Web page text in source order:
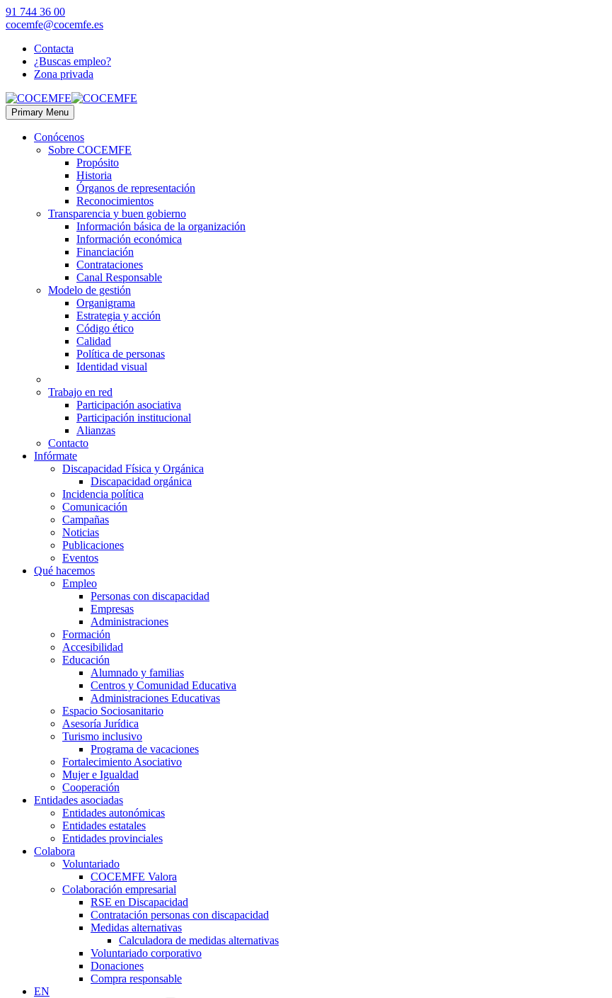
91 744 36 00
cocemfe@cocemfe.es
Contacta
¿Buscas empleo?
Zona privada
Primary Menu
Conócenos
Sobre COCEMFE
Propósito
Historia
Órganos de representación
Reconocimientos
Transparencia y buen gobierno
Información básica de la organización
Información económica
Financiación
Contrataciones
Canal Responsable
Modelo de gestión
Organigrama
Estrategia y acción
Código ético
Calidad
Política de personas
Identidad visual
Trabajo en red
Participación asociativa
Participación institucional
Alianzas
Contacto
Infórmate
Discapacidad Física y Orgánica
Discapacidad orgánica
Incidencia política
Comunicación
Campañas
Noticias
Publicaciones
Eventos
Qué hacemos
Empleo
Personas con discapacidad
Empresas
Administraciones
Formación
Accesibilidad
Educación
Alumnado y familias
Centros y Comunidad Educativa
Administraciones Educativas
Espacio Sociosanitario
Asesoría Jurídica
Turismo inclusivo
Programa de vacaciones
Fortalecimiento Asociativo
Mujer e Igualdad
Cooperación
Entidades asociadas
Entidades autonómicas
Entidades estatales
Entidades provinciales
Colabora
Voluntariado
COCEMFE Valora
Colaboración empresarial
RSE en Discapacidad
Contratación personas con discapacidad
Medidas alternativas
Calculadora de medidas alternativas
Voluntariado corporativo
Donaciones
Compra responsable
EN